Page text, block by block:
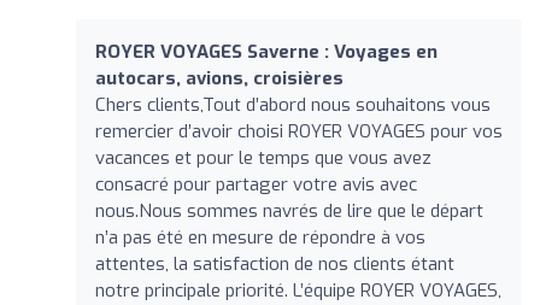
ROYER VOYAGES Saverne : Voyages en
autocars, avions, croisières
Chers clients,Tout d’abord nous souhaitons vous
remercier d’avoir choisi ROYER VOYAGES pour vos
vacances et pour le temps que vous avez
consacré pour partager votre avis avec
nous.Nous sommes navrés de lire que le départ
n’a pas été en mesure de répondre à vos
attentes, la satisfaction de nos clients étant
notre principale priorité. L’équipe ROYER VOYAGES,